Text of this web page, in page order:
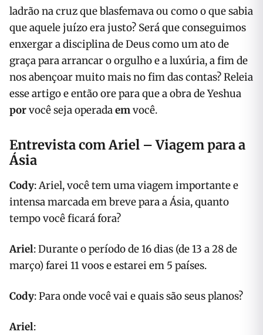
ladrão na cruz que blasfemava ou como o que sabia
que aquele juízo era justo? Será que conseguimos
enxergar a disciplina de Deus como um ato de
graça para arrancar o orgulho e a luxúria, a fim de
nos abençoar muito mais no fim das contas? Releia
esse artigo e então ore para que a obra de Yeshua
porvocê seja operadaemvocê.
Entrevista com Ariel – Viagem para a
Ásia
Cody: Ariel, você tem uma viagem importante e
intensa marcada em breve para a Ásia, quanto
tempo você ficará fora?
Ariel: Durante o período de 16 dias (de 13 a 28 de
março) farei 11 voos e estarei em 5 países.
Cody: Para onde você vai e quais são seus planos?
Ariel: